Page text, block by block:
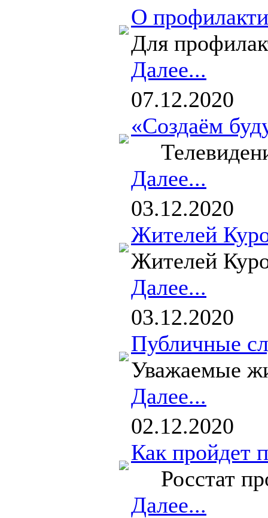
О
Для
Далее...
07.12.2020
«Создаём
Далее...
03.12.2020
Жителей
Жителей
Далее...
03.12.2020
Публичные
Уважаемые
Далее...
02.12.2020
Как пройдет
Росстат
Далее...